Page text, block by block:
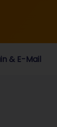
& E-Mail